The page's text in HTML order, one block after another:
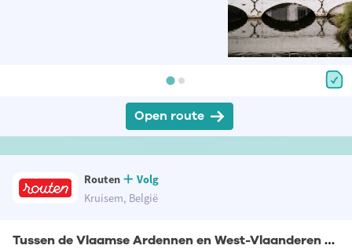
Open route
Routen
Volg
Kruisem, België
Tussen de Vlaamse Ardennen en West-Vlaanderen koersfietsroute